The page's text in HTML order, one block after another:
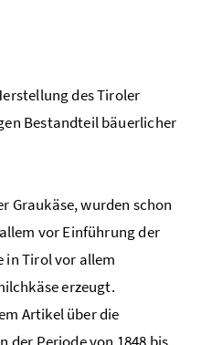
des Tiroler
Bestandteil bäuerlicher
Graukäse, wurden schon
vor Einführung der
in Tirol vor allem
erzeugt.
Artikel über die